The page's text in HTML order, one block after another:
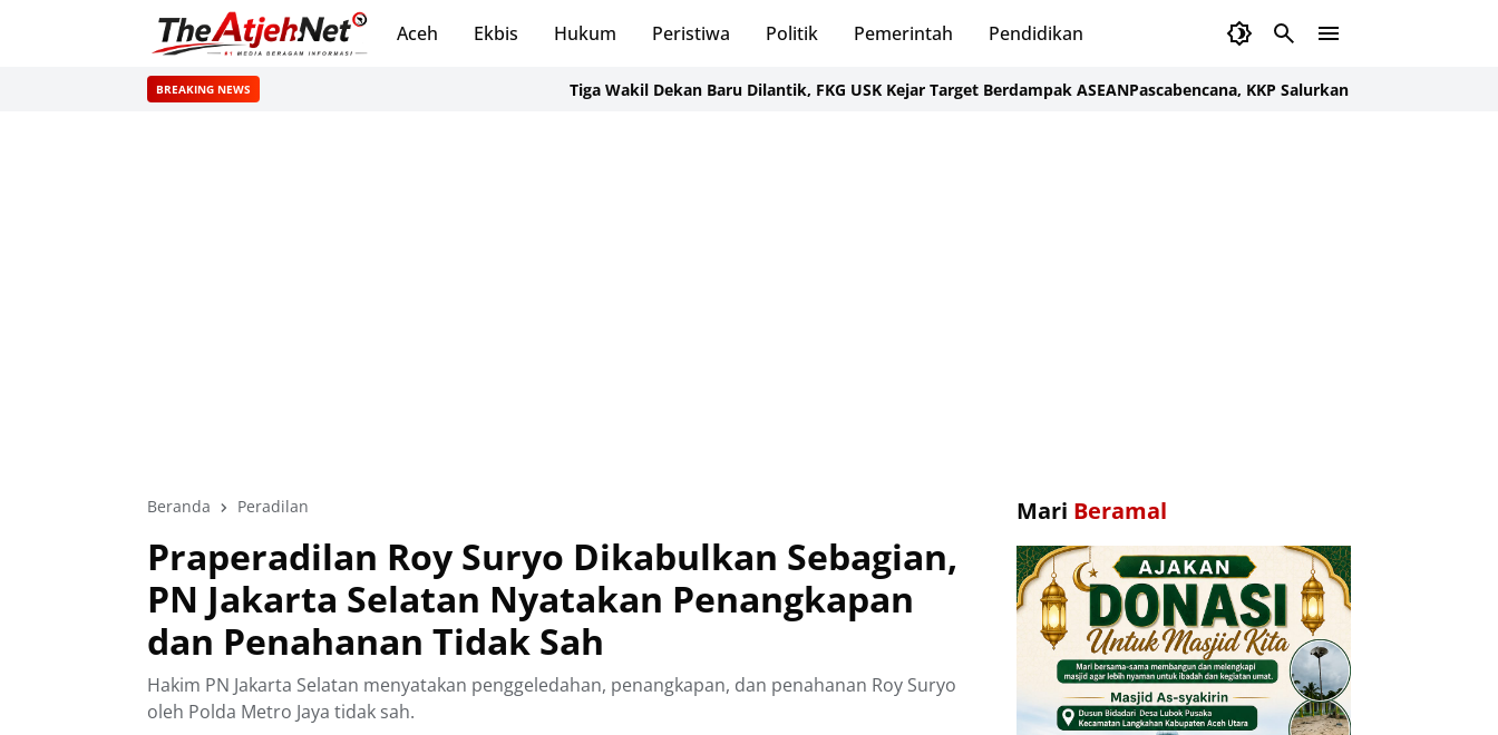
Aceh Ekbis Hukum Peristiwa Politik Pemerintah Pendidikan
BREAKING NEWS Tiga Wakil Dekan Baru Dilantik, FKG USK Kejar Target Berdampak ASEANPascabencana, KKP Salurkan Bantuan untuk Pulihkan
Beranda Peradilan
Praperadilan Roy Suryo Dikabulkan Sebagian,
PN Jakarta Selatan Nyatakan Penangkapan
dan Penahanan Tidak Sah
Hakim PN Jakarta Selatan menyatakan penggeledahan, penangkapan, dan penahanan Roy Suryo
oleh Polda Metro Jaya tidak sah.
Mari Beramal